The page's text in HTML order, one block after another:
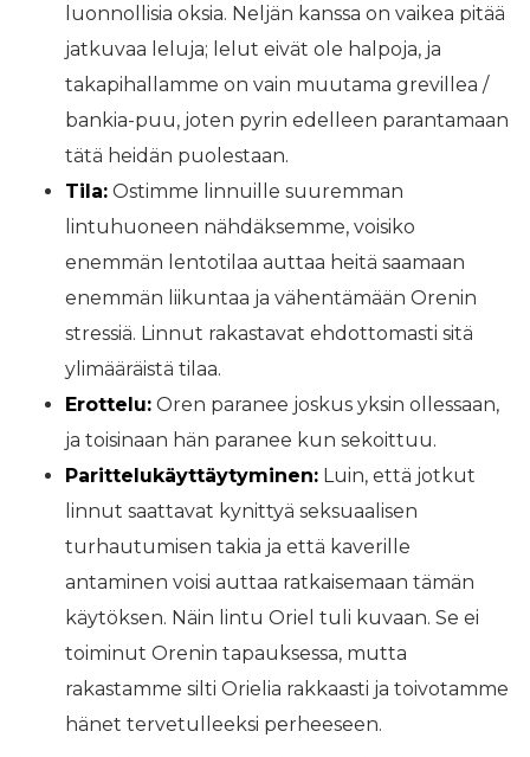
luonnollisia oksia. Neljän kanssa on vaikea pitää
jatkuvaa leluja; lelut eivät ole halpoja, ja
takapihallamme on vain muutama grevillea /
bankia-puu, joten pyrin edelleen parantamaan
tätä heidän puolestaan.
Tila: Ostimme linnuille suuremman
lintuhuoneen nähdäksemme, voisiko
enemmän lentotilaa auttaa heitä saamaan
enemmän liikuntaa ja vähentämään Orenin
stressiä. Linnut rakastavat ehdottomasti sitä
ylimääräistä tilaa.
Erottelu: Oren paranee joskus yksin ollessaan,
ja toisinaan hän paranee kun sekoittuu.
Parittelukäyttäytyminen: Luin, että jotkut
linnut saattavat kynittyä seksuaalisen
turhautumisen takia ja että kaverille
antaminen voisi auttaa ratkaisemaan tämän
käytöksen. Näin lintu Oriel tuli kuvaan. Se ei
toiminut Orenin tapauksessa, mutta
rakastamme silti Orielia rakkaasti ja toivotamme
hänet tervetulleeksi perheeseen.